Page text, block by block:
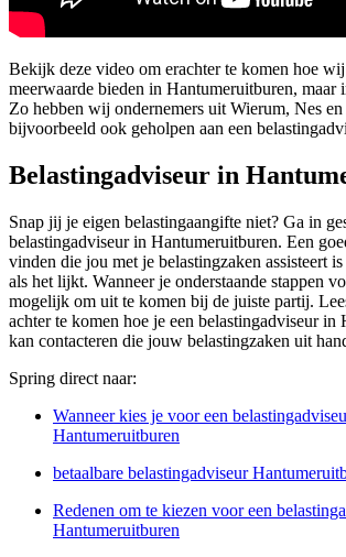
Bekijk deze video om erachter te komen hoe
meerwaarde bieden in Hantumeruitburen, maar
Zo hebben wij ondernemers uit Wierum, Nes
bijvoorbeeld ook geholpen aan een
Belastingadviseur in
Snap jij je eigen belastingaangifte niet? Ga in
belastingadviseur in Hantumeruitburen. Een
vinden die jou met je belastingzaken assisteert
als het lijkt. Wanneer je onderstaande stappen
mogelijk om uit te komen bij de juiste partij.
achter te komen hoe je een belastingadviseur in
kan contacteren die jouw belastingzaken uit
Spring direct naar:
Wanneer kies je voor een
Hantumeruitburen
betaalbare belastingadviseur
Redenen om te kiezen voor een
Hantumeruitburen